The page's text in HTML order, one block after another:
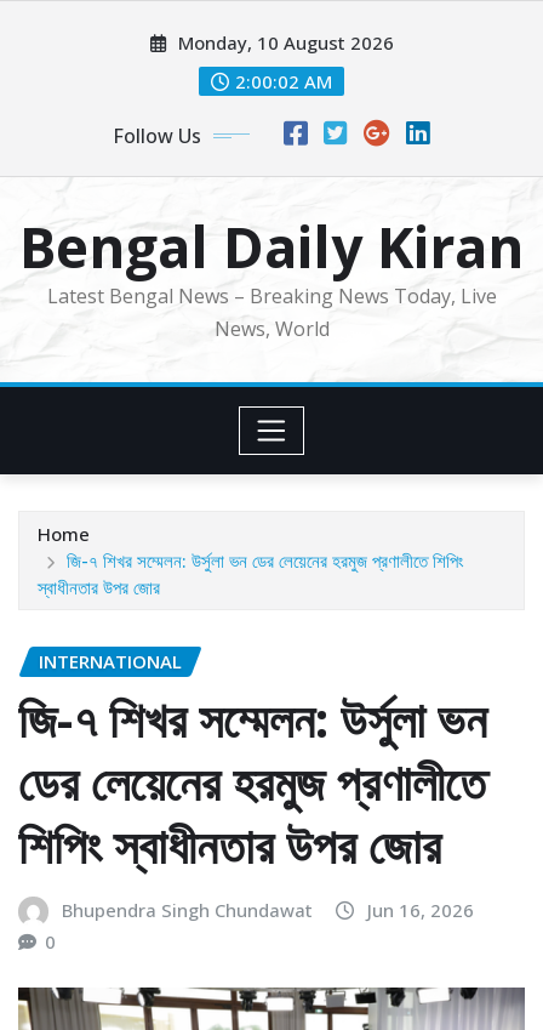
Monday, 10 August 2026
2:00:04 AM
Follow Us
Bengal Daily Kiran
Latest Bengal News – Breaking News Today, Live
News, World
Home
জি-৭ শিখর সম্মেলন: উর্সুলা ভন ডের লেয়েনের হরমুজ প্রণালীতে শিপিং
স্বাধীনতার উপর জোর
INTERNATIONAL
জি-৭ শিখর সম্মেলন: উর্সুলা ভন
ডের লেয়েনের হরমুজ প্রণালীতে
শিপিং স্বাধীনতার উপর জোর
Bhupendra Singh Chundawat
Jun 16, 2026
0